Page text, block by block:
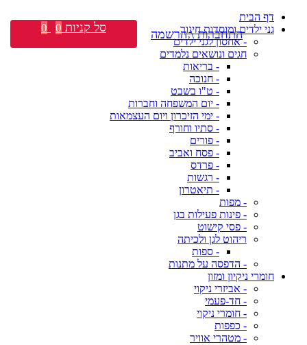
דף הבית
גני ילדים ומוסדות חינוך
- אחסון לגני ילדים
חגים ונושאים נלמדים
- בריאות
- חנוכה
- ט"ו בשבט
- יום המשפחה וחברות
- ימי הזיכרון ויום העצמאות
- סתיו וחורף
- פורים
- פסח ואביב
- פרדס
- רגשות
- תיאטרון
- מפות
- פינות פעילות בגן
- פסי קישוט
ריהוט לגן ולכיתה
- ספות
- הדפסה על מתנות
חומרי ניקיון ומזון
- אביזרי ניקוי
- חד-פעמי
- חומרי ניקוי
- כפפות
- מטהרי אוויר
התחברות \ הרשמה סל קניות 0
0